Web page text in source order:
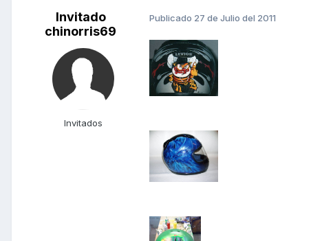
Invitado
chinorris69
Invitados
Publicado 27 de Julio del 2011